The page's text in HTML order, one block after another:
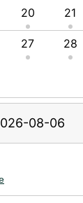
20 21
27 28
08-06